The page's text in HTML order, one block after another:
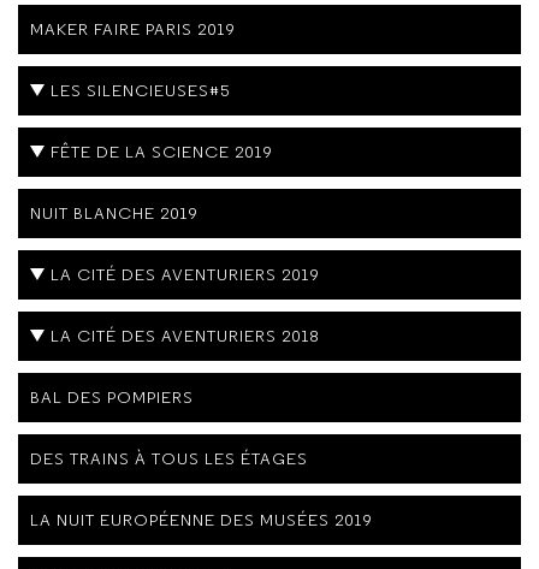
MAKER FAIRE PARIS 2019
LES SILENCIEUSES#5
FÊTE DE LA SCIENCE 2019
NUIT BLANCHE 2019
LA CITÉ DES AVENTURIERS 2019
LA CITÉ DES AVENTURIERS 2018
BAL DES POMPIERS
DES TRAINS À TOUS LES ÉTAGES
LA NUIT EUROPÉENNE DES MUSÉES 2019